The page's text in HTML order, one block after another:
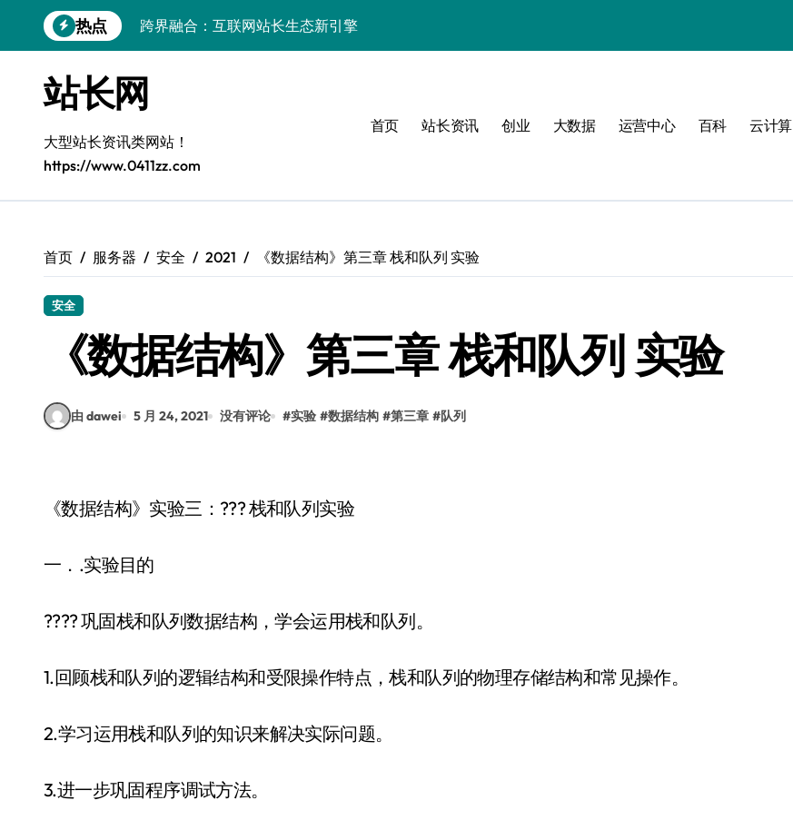
到
热点
跨界融合：互联网站长生态新引擎
容器智能编排：释放服务器极致效能
模式革新驱动：平台生态创业实战指南
跨界融合，驱动技术创新新生态
Android开发视角下的平台创业与运营实战
容器部署与编排优化：赋能高效运维
站长网
大型站长资讯类网站！
https://www.0411zz.com
首页 站长资讯 创业 大数据 运营中心 百科 云计算
首页 服务器 安全 2021 《数据结构》第三章 栈和队列 实验
安全
《数据结构》第三章 栈和队列 实验
由 dawei 5 月 24, 2021 没有评论 #实验 #数据结构 #第三章 #队列
《数据结构》实验三：??? 栈和队列实验
一．.实验目的
???? 巩固栈和队列数据结构，学会运用栈和队列。
1.回顾栈和队列的逻辑结构和受限操作特点，栈和队列的物理存储结构和常见操作。
2.学习运用栈和队列的知识来解决实际问题。
3.进一步巩固程序调试方法。